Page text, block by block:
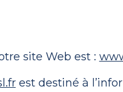
site Web est :
est destiné à